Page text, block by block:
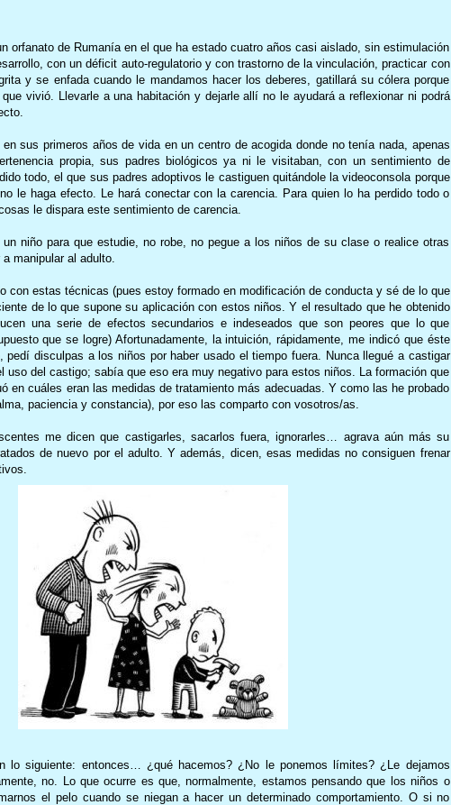
orfanato de Rumanía en el que ha estado cuatro años casi aislado, sin estimulación
con un déficit auto-regulatorio y con trastorno de la vinculación, practicar con
y se enfada cuando le mandamos hacer los deberes, gatillará su cólera porque
vivió. Llevarle a una habitación y dejarle allí no le ayudará a reflexionar ni podrá
sus primeros años de vida en un centro de acogida donde no tenía nada, apenas
propia, sus padres biológicos ya ni le visitaban, con un sentimiento de
todo, el que sus padres adoptivos le castiguen quitándole la videoconsola porque
le haga efecto. Le hará conectar con la carencia. Para quien lo ha perdido todo o
le dispara este sentimiento de carencia.
un niño para que estudie, no robe, no pegue a los niños de su clase o realice otras
manipular al adulto.
con estas técnicas (pues estoy formado en modificación de conducta y sé de lo que
de lo que supone su aplicación con estos niños. Y el resultado que he obtenido
una serie de efectos secundarios e indeseados que son peores que lo que
que se logre) Afortunadamente, la intuición, rápidamente, me indicó que éste
pedí disculpas a los niños por haber usado el tiempo fuera. Nunca llegué a castigar
uso del castigo; sabía que eso era muy negativo para estos niños. La formación que
en cuáles eran las medidas de tratamiento más adecuadas. Y como las he probado
paciencia y constancia), por eso las comparto con vosotros/as.
me dicen que castigarles, sacarlos fuera, ignorarles… agrava aún más su
de nuevo por el adulto. Y además, dicen, esas medidas no consiguen frenar
lo siguiente: entonces… ¿qué hacemos? ¿No le ponemos límites? ¿Le dejamos
no. Lo que ocurre es que, normalmente, estamos pensando que los niños o
el pelo cuando se niegan a hacer un determinado comportamiento. O si no